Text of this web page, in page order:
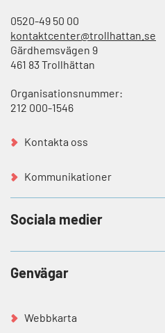
0520-49 50 00
kontaktcenter@trollhattan.se
Gärdhemsvägen 9
461 83 Trollhättan
Organisationsnummer:
212 000-1546
Kontakta oss
Kommunikationer
Sociala medier
Genvägar
Webbkarta